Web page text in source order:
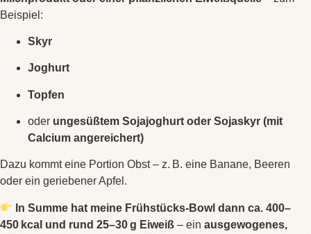
Beispiel:
Skyr
Joghurt
Topfen
oder ungesüßtem Sojajoghurt oder Sojaskyr (mit
Calcium angereichert)
Dazu kommt eine Portion Obst – z. B. eine Banane, Beeren
oder ein geriebener Apfel.
In Summe hat meine Frühstücks-Bowl dann ca. 400–
450 kcal und rund 25–30 g Eiweiß – ein ausgewogenes,